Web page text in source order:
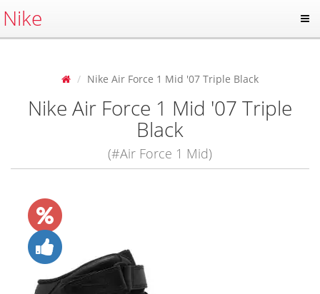
Nike
Nike Air Force 1 Mid '07 Triple Black
Nike Air Force 1 Mid '07 Triple
Black
(#Air Force 1 Mid)